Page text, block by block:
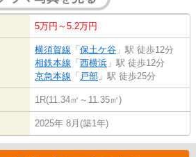
5万円～5.2万円
横須賀線 「 保土ケ谷 」駅 徒歩12分
相鉄本線 「 西横浜 」駅 徒歩12分
京急本線 「 戸部 」駅 徒歩25分
1R(11.34㎡～11.35㎡)
2025年 8月(築1年)